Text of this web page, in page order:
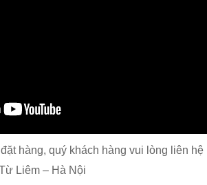
hàng, quý khách hàng vui lòng liên hệ
Liêm – Hà Nội